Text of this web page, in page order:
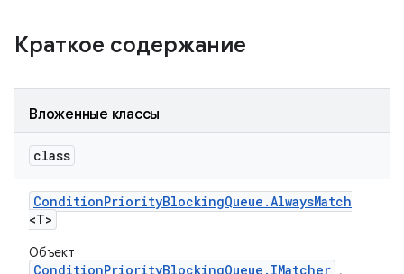
Краткое содержание
Вложенные классы
class
ConditionPriorityBlockingQueue .AlwaysMatch
<T>
Объект
ConditionPriorityBlockingQueue.IMatcher ,